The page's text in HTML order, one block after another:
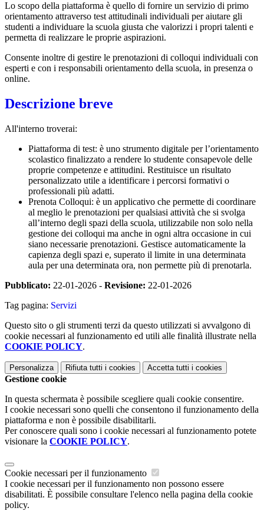
Lo scopo della piattaforma è quello di fornire un servizio di primo
orientamento attraverso test attitudinali individuali per aiutare gli
studenti a individuare la scuola giusta che valorizzi i propri talenti e
permetta di realizzare le proprie aspirazioni.
Consente inoltre di gestire le prenotazioni di colloqui individuali con
esperti e con i responsabili orientamento della scuola, in presenza o
online.
Descrizione breve
All'interno troverai:
Piattaforma di test: è uno strumento digitale per l’orientamento
scolastico finalizzato a rendere lo studente consapevole delle
proprie competenze e attitudini. Restituisce un risultato
personalizzato utile a identificare i percorsi formativi o
professionali più adatti.
Prenota Colloqui: è un applicativo che permette di coordinare
al meglio le prenotazioni per qualsiasi attività che si svolga
all’interno degli spazi della scuola, utilizzabile non solo nella
gestione dei colloqui ma anche in ogni altra occasione in cui
siano necessarie prenotazioni. Gestisce automaticamente la
capienza degli spazi e, superato il limite in una determinata
aula per una determinata ora, non permette più di prenotarla.
Pubblicato: 22-01-2026 - Revisione: 22-01-2026
Tag pagina: Servizi
Questo sito o gli strumenti terzi da questo utilizzati si avvalgono di
cookie necessari al funzionamento ed utili alle finalità illustrate nella
COOKIE POLICY.
Personalizza Rifiuta tutti i cookies Accetta tutti i cookies
Gestione cookie
In questa schermata è possibile scegliere quali cookie consentire.
I cookie necessari sono quelli che consentono il funzionamento della
piattaforma e non è possibile disabilitarli.
Per conoscere quali sono i cookie necessari al funzionamento potete
visionare la COOKIE POLICY.
Cookie necessari per il funzionamento
I cookie necessari per il funzionamento non possono essere
disabilitati. È possibile consultare l'elenco nella pagina della cookie
policy.